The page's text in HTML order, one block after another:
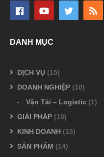
DANH MỤC
DỊCH VỤ (15)
DOANH NGHIỆP (10)
Vận Tải – Logistic (1)
GIẢI PHÁP (10)
KINH DOANH (15)
SẢN PHẨM (14)